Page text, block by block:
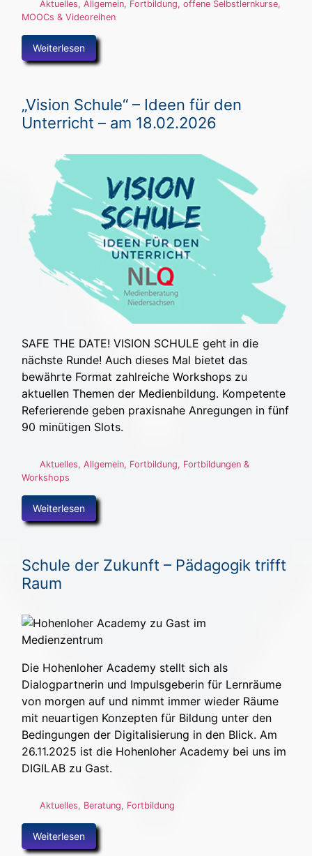
Aktuelles, Allgemein, Fortbildung, offene Selbstlernkurse,
MOOCs & Videoreihen
Weiterlesen
„Vision Schule“ – Ideen für den
Unterricht – am 18.02.2026
SAFE THE DATE! VISION SCHULE geht in die
nächste Runde! Auch dieses Mal bietet das
bewährte Format zahlreiche Workshops zu
aktuellen Themen der Medienbildung. Kompetente
Referierende geben praxisnahe Anregungen in fünf
90 minütigen Slots.
Aktuelles, Allgemein, Fortbildung, Fortbildungen &
Workshops
Weiterlesen
Schule der Zukunft – Pädagogik trifft
Raum
Die Hohenloher Academy stellt sich als
Dialogpartnerin und Impulsgeberin für Lernräume
von morgen auf und nimmt immer wieder Räume
mit neuartigen Konzepten für Bildung unter den
Bedingungen der Digitalisierung in den Blick. Am
26.11.2025 ist die Hohenloher Academy bei uns im
DIGILAB zu Gast.
Aktuelles, Beratung, Fortbildung
Weiterlesen